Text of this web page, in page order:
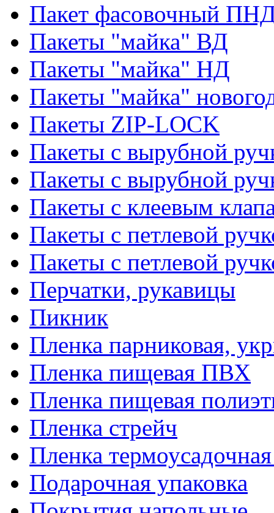
Пакет фасовочный
Пакеты "майка" ВД
Пакеты "майка" НД
Пакеты "майка"
Пакеты ZIP-LOCK
Пакеты с вырубной
Пакеты с вырубной
Пакеты с клеевым
Пакеты с петлевой
Пакеты с петлевой
Перчатки, рукавицы
Пикник
Пленка парниковая,
Пленка пищевая ПВХ
Пленка пищевая
Пленка стрейч
Пленка
Подарочная упаковка